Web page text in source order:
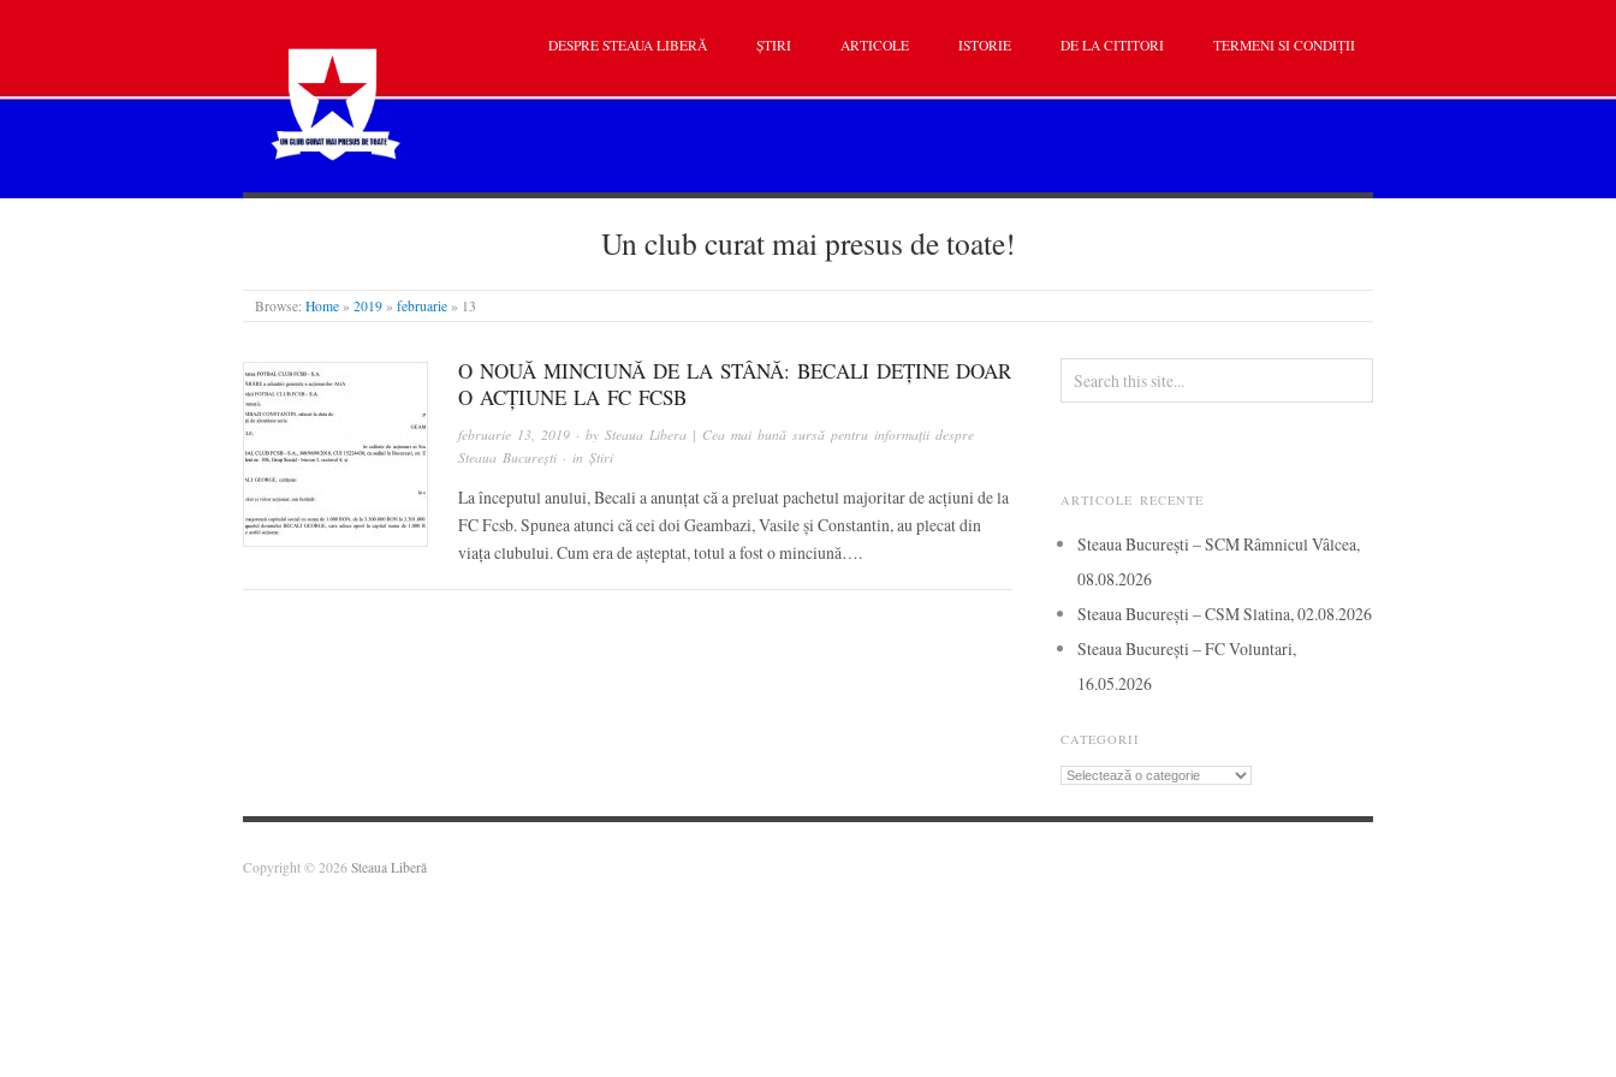
STEAUA LIBERĂ
DESPRE STEAUA LIBERĂ ȘTIRI ARTICOLE ISTORIE DE LA CITITORI TERMENI SI CONDIȚII
Un club curat mai presus de toate!
Browse: Home » 2019 » februarie » 13
O NOUĂ MINCIUNĂ DE LA STÂNĂ: BECALI DEȚINE DOAR
O ACȚIUNE LA FC FCSB
februarie 13, 2019 · by Steaua Libera | Cea mai bună sursă pentru informații despre
Steaua București · in Știri
La începutul anului, Becali a anunțat că a preluat pachetul majoritar de acțiuni de la
FC Fcsb. Spunea atunci că cei doi Geambazi, Vasile și Constantin, au plecat din
viața clubului. Cum era de așteptat, totul a fost o minciună….
ARTICOLE RECENTE
Steaua București – SCM Râmnicul Vâlcea,
08.08.2026
Steaua București – CSM Slatina, 02.08.2026
Steaua București – FC Voluntari,
16.05.2026
CATEGORII
Categorii
Copyright © 2026 Steaua Liberă